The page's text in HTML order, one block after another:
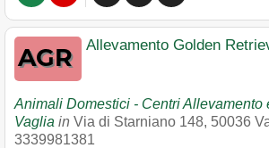
Allevamento Golden
Animali Domestici - Centri Allevamento
Vaglia in Via di Starniano 148, 50036
3339981381